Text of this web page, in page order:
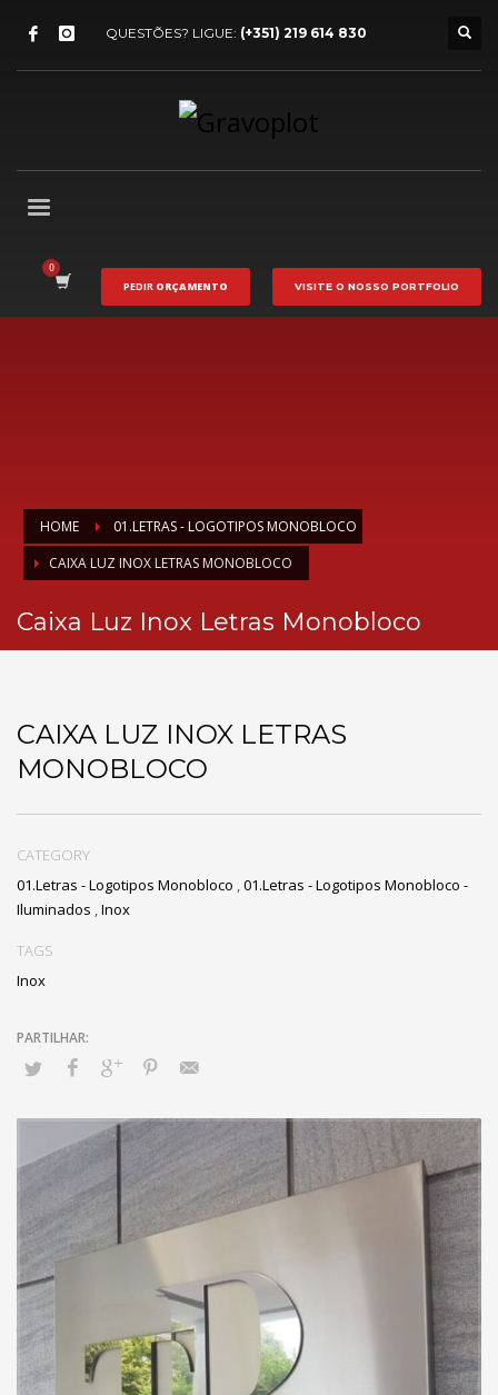
QUESTÕES? LIGUE: (+351) 219 614 830
PEDIR ORÇAMENTO VISITE O NOSSO PORTFOLIO
HOME
01.LETRAS - LOGOTIPOS MONOBLOCO
CAIXA LUZ INOX LETRAS MONOBLOCO
Caixa Luz Inox Letras Monobloco
CAIXA LUZ INOX LETRAS
MONOBLOCO
CATEGORY
01.Letras - Logotipos Monobloco ,01.Letras - Logotipos Monobloco -
Iluminados ,Inox
TAGS
Inox